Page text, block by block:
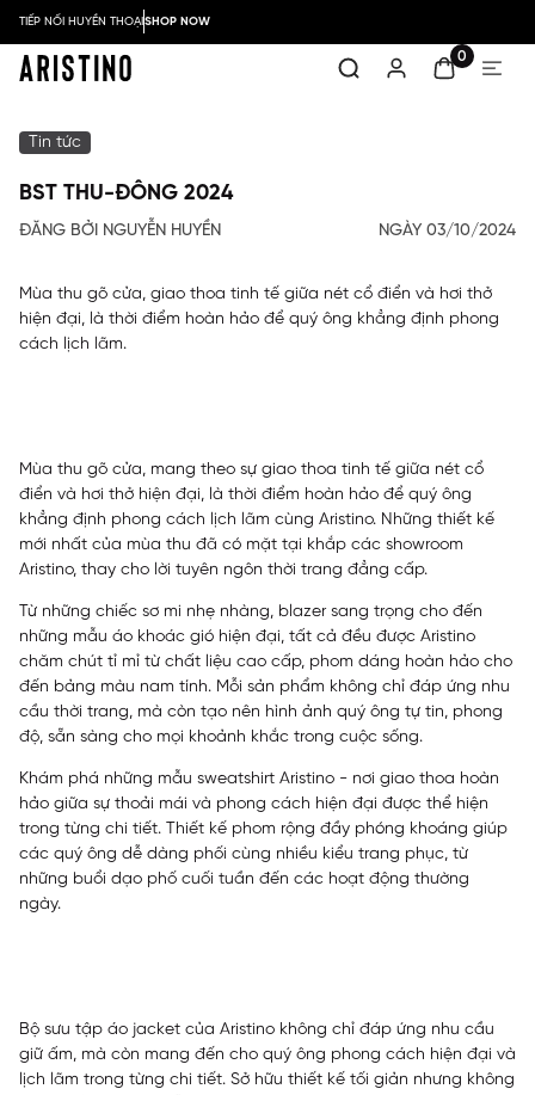
TIẾP NỐI HUYỀN THOẠISHOP NOW
0
Tin tức
BST THU-ĐÔNG 2024
ĐĂNG BỞI NGUYỄN HUYỀN NGÀY 03/10/2024
Mùa thu gõ cửa, giao thoa tinh tế giữa nét cổ điển và hơi thở
hiện đại, là thời điểm hoàn hảo để quý ông khẳng định phong
cách lịch lãm.
Mùa thu gõ cửa, mang theo sự giao thoa tinh tế giữa nét cổ
điển và hơi thở hiện đại, là thời điểm hoàn hảo để quý ông
khẳng định phong cách lịch lãm cùng Aristino. Những thiết kế
mới nhất của mùa thu đã có mặt tại khắp các showroom
Aristino, thay cho lời tuyên ngôn thời trang đẳng cấp.
Từ những chiếc sơ mi nhẹ nhàng, blazer sang trọng cho đến
những mẫu áo khoác gió hiện đại, tất cả đều được Aristino
chăm chút tỉ mỉ từ chất liệu cao cấp, phom dáng hoàn hảo cho
đến bảng màu nam tính. Mỗi sản phẩm không chỉ đáp ứng nhu
cầu thời trang, mà còn tạo nên hình ảnh quý ông tự tin, phong
độ, sẵn sàng cho mọi khoảnh khắc trong cuộc sống.
Khám phá những mẫu sweatshirt Aristino - nơi giao thoa hoàn
hảo giữa sự thoải mái và phong cách hiện đại được thể hiện
trong từng chi tiết. Thiết kế phom rộng đầy phóng khoáng giúp
các quý ông dễ dàng phối cùng nhiều kiểu trang phục, từ
những buổi dạo phố cuối tuần đến các hoạt động thường
ngày.
Bộ sưu tập áo jacket của Aristino không chỉ đáp ứng nhu cầu
giữ ấm, mà còn mang đến cho quý ông phong cách hiện đại và
lịch lãm trong từng chi tiết. Sở hữu thiết kế tối giản nhưng không